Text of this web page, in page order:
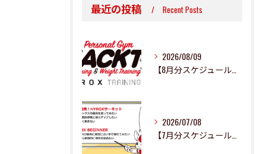
最近の投稿 Recent Posts
2026/08/09
2026/07/08